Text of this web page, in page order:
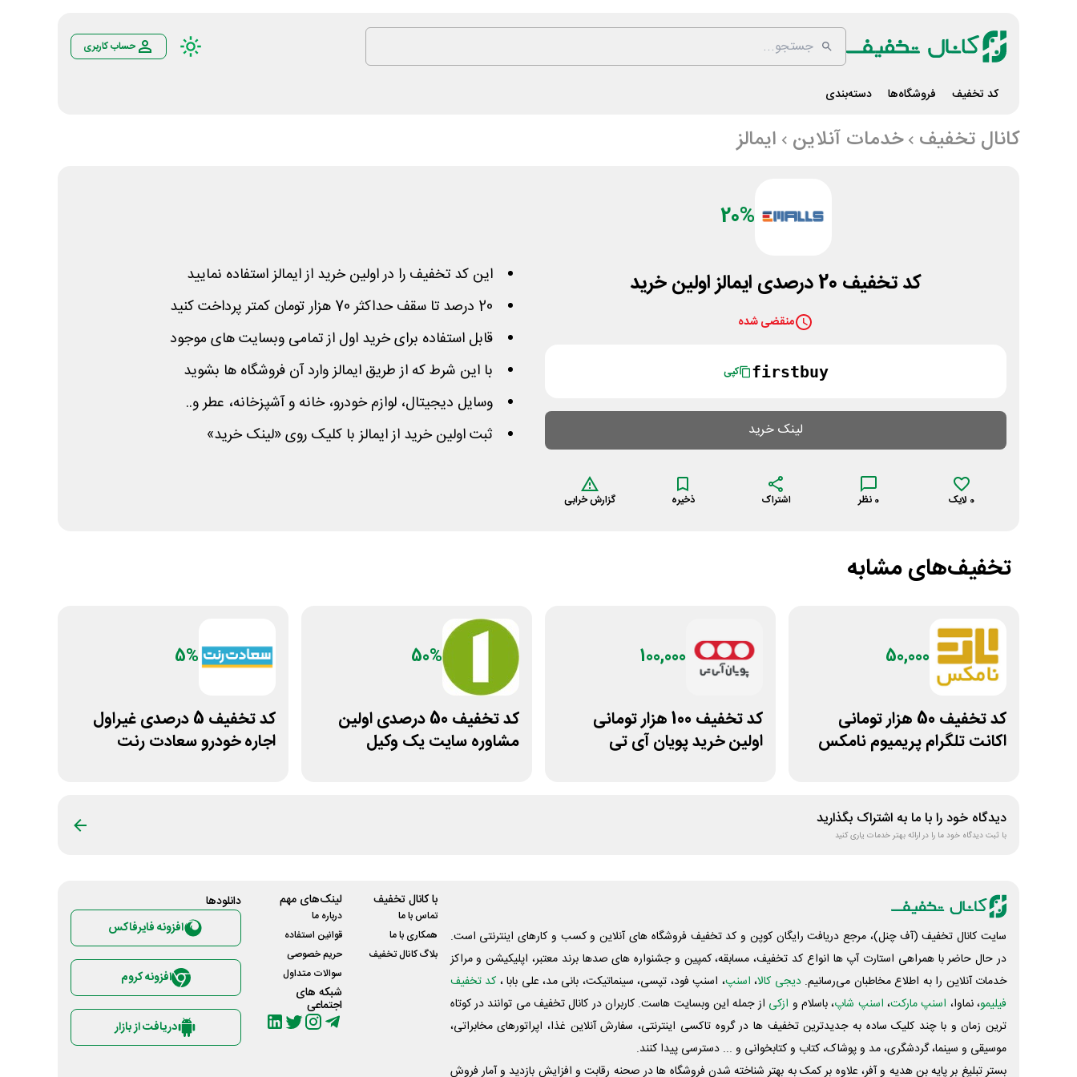
حساب کاربری
کد تخفیف فروشگاه‌ها دسته‌بندی
کانال تخفیف خدمات آنلاین ایمالز
20%
کد تخفیف 20 درصدی ایمالز اولین خرید
منقضی شده
firstbuy کپی
لینک خرید
0 لایک 0 نظر اشتراک ذخیره گزارش خرابی
این کد تخفیف را در اولین خرید از ایمالز استفاده نمایید
20 درصد تا سقف حداکثر 70 هزار تومان کمتر پرداخت کنید
قابل استفاده برای خرید اول از تمامی وبسایت های موجود
با این شرط که از طریق ایمالز وارد آن فروشگاه ها بشوید
وسایل دیجیتال، لوازم خودرو، خانه و آشپزخانه، عطر و..
ثبت اولین خرید از ایمالز با کلیک روی «لینک خرید»
تخفیف‌های مشابه
50,000
کد تخفیف 50 هزار تومانی
اکانت تلگرام پریمیوم نامکس
100,000
کد تخفیف 100 هزار تومانی
اولین خرید پویان آی تی
50%
کد تخفیف 50 درصدی اولین
مشاوره سایت یک وکیل
5%
کد تخفیف 5 درصدی غیراول
اجاره خودرو سعادت رنت
دیدگاه خود را با ما به اشتراک بگذارید
با ثبت دیدگاه خود ما را در ارائه بهتر خدمات یاری کنید
سایت کانال تخفیف (آف چنل)، مرجع دریافت رایگان کوپن و کد تخفیف فروشگاه های آنلاین و کسب و‌ کارهای اینترنتی است.
در حال حاضر با همراهی استارت آپ ها انواع کد تخفیف، مسابقه، کمپین و جشنواره های صدها برند معتبر، اپلیکیشن و مراکز
خدمات آنلاین را به اطلاع مخاطبان می‌رسانیم. دیجی کالا، اسنپ، اسنپ فود، تپسی، سینماتیکت، بانی مد، علی‌ بابا ، کد تخفیف
فیلیمو، نماوا، اسنپ مارکت، اسنپ شاپ، باسلام و ازکی از جمله این وبسایت ‌هاست. کاربران در کانال تخفیف می توانند در کوتاه
ترین زمان و با چند کلیک ساده به جدیدترین تخفیف ها در گروه تاکسی اینترنتی، سفارش آنلاین غذا، اپراتورهای مخابراتی،
موسیقی و سینما، گردشگری، مد و پوشاک، کتاب و کتابخوانی و ... دسترسی پیدا کنند.
بستر تبلیغ بر پایه بن هدیه و آفر، علاوه بر کمک به بهتر شناخته شدن فروشگاه ها در صحنه رقابت و افزایش بازدید و آمار فروش
با کانال تخفیف
تماس با ما
همکاری با ما
بلاگ کانال تخفیف
لینک‌های مهم
درباره ما
قوانین استفاده
حریم خصوصی
سوالات متداول
شبکه های
اجتماعی
دانلود‌ها
افزونه فایرفاکس
افزونه کروم
دریافت از بازار